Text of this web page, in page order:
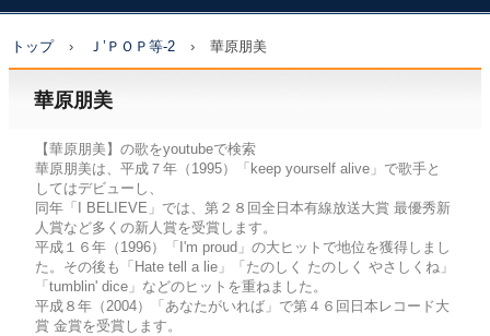
トップ › Ｊ’ＰＯＰ等-2 › 華原朋美
華原朋美
【華原朋美】の歌をyoutubeで検索
華原朋美は、平成７年（1995）「keep yourself alive」で歌手と
してはデビューし、
同年「I BELIEVE」では、第２８回全日本有線放送大賞 最優秀新
人賞など多くの新人賞を受賞します。
平成１６年（1996）「I'm proud」の大ヒットで地位を獲得しまし
た。その後も「Hate tell a lie」「たのしく たのしく やさしくね」
「tumblin' dice」などのヒットを重ねました。
平成８年（2004）「あなたがいれば」で第４６回日本レコード大
賞 金賞を受賞します。